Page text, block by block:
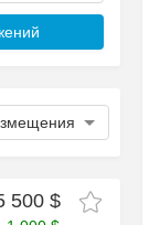
500 $